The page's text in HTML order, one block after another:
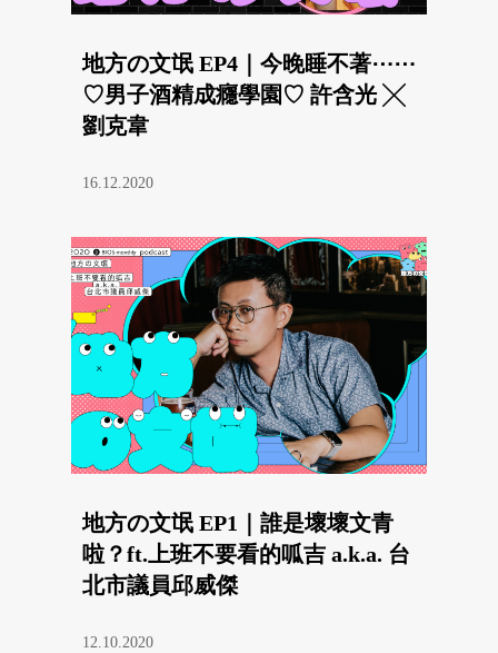
地方の文氓 EP4｜今晚睡不著⋯⋯
♡男子酒精成癮學園♡ 許含光 ╳
劉克韋
16.12.2020
地方の文氓 EP1｜誰是壞壞文青
啦？ft.上班不要看的呱吉 a.k.a. 台
北市議員邱威傑
12.10.2020